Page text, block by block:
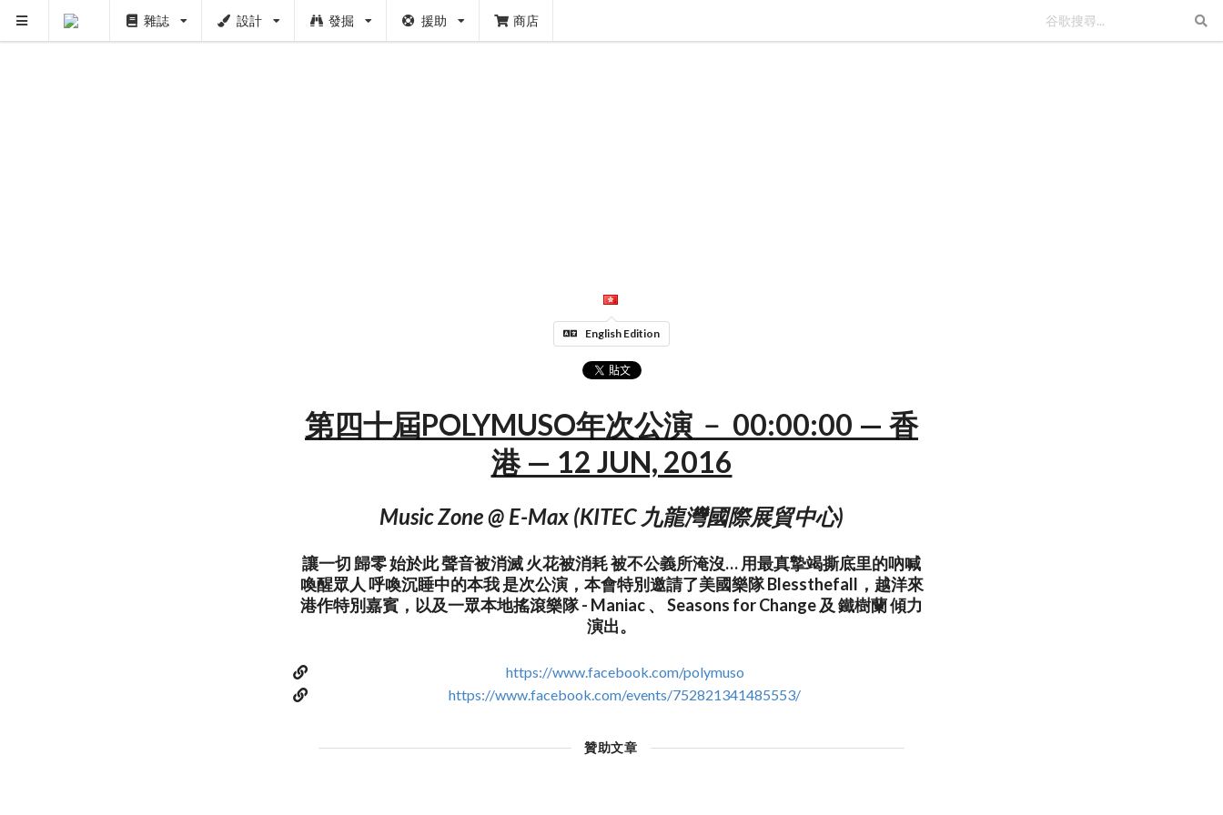
雜誌 設計 發掘 援助 商店
English Edition
第四十屆POLYMUSO年次公演 ﹣ 00:00:00 — 香
港 — 12 JUN, 2016
Music Zone @ E-Max (KITEC 九龍灣國際展貿中心)
讓一切 歸零 始於此 聲音被消滅 火花被消耗 被不公義所淹沒… 用最真摯竭撕底里的吶喊
喚醒眾人 呼喚沉睡中的本我 是次公演，本會特別邀請了美國樂隊 Blessthefall，越洋來
港作特別嘉賓，以及一眾本地搖滾樂隊 - Maniac 、 Seasons for Change 及 鐵樹蘭 傾力
演出。
https://www.facebook.com/polymuso
https://www.facebook.com/events/752821341485553/
贊助文章